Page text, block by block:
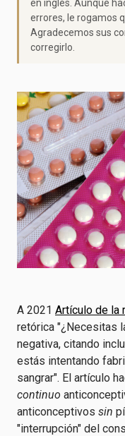
en inglés. Aunque
errores, le rogamos
Agradecemos sus
corregirlo.
A 2021 Artículo de la
retórica "¿Necesitas
negativa, citando
estás intentando
sangrar". El artículo
continuo
anticonceptivos sin
"interrupción" del